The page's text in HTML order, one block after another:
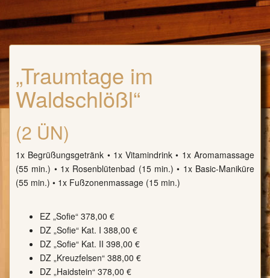
„Traumtage im
Waldschlößl“
(2 ÜN)
1x Begrüßungsgetränk • 1x Vitamindrink • 1x Aromamassage
(55 min.) • 1x Rosenblütenbad (15 min.) • 1x Basic-Maniküre
(55 min.) • 1x Fußzonenmassage (15 min.)
EZ „Sofie“ 378,00 €
DZ „Sofie“ Kat. I 388,00 €
DZ „Sofie“ Kat. II 398,00 €
DZ „Kreuzfelsen“ 388,00 €
DZ „Haidstein“ 378,00 €